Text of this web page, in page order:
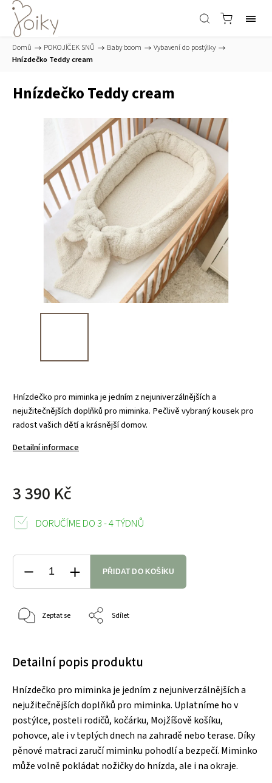
Domů / POKOJÍČEK SNŮ / Baby boom / Vybavení do postýlky /
Hnízdečko Teddy cream
Hnízdečko Teddy cream
Hnízdečko pro miminka je jedním z nejuniverzálnějších a
nejužitečnějších doplňků pro miminka. Pečlivě vybraný kousek pro
radost vašich dětí a krásnější domov.
Detailní informace
3 390 Kč
DORUČÍME DO 3 - 4 TÝDNŮ
PŘIDAT DO KOŠÍKU
Zeptat se Sdílet
Detailní popis produktu
Hnízdečko pro miminka je jedním z nejuniverzálnějších a
nejužitečnějších doplňků pro miminka. Uplatníme ho v
postýlce, posteli rodičů, kočárku, Mojžíšově košíku,
pohovce, ale i v teplých dnech na zahradě nebo terase. Díky
pěnové matraci zaručí miminku pohodlí a bezpečí. Miminko
může volně pokládat nožičky do hnízda, ale i na okraje.